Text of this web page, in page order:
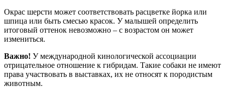
Окрас шерсти может соответствовать расцветке йорка или
шпица или быть смесью красок. У малышей определить
итоговый оттенок невозможно – с возрастом он может
измениться.
Важно! У международной кинологической ассоциации
отрицательное отношение к гибридам. Такие собаки не имеют
права участвовать в выставках, их не относят к породистым
животным.